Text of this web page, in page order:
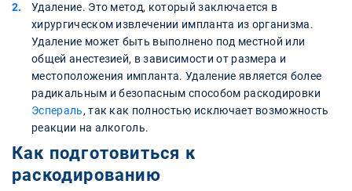
Удаление. Это метод, который заключается в
хирургическом извлечении импланта из организма.
Удаление может быть выполнено под местной или
общей анестезией, в зависимости от размера и
местоположения импланта. Удаление является более
радикальным и безопасным способом раскодировки
Эспераль, так как полностью исключает возможность
реакции на алкоголь.
Как подготовиться к
раскодированию